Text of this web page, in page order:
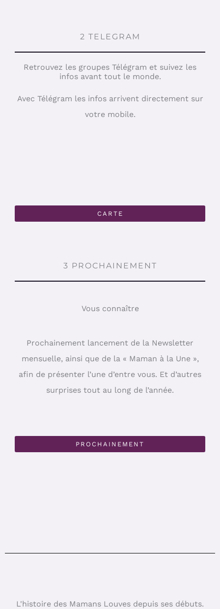
2 TELEGRAM
Retrouvez les groupes Télégram et suivez les
infos avant tout le monde.
Avec Télégram les infos arrivent directement sur
votre mobile.
CARTE
3 PROCHAINEMENT
Vous connaître
Prochainement lancement de la Newsletter
mensuelle, ainsi que de la « Maman à la Une »,
afin de présenter l’une d’entre vous. Et d’autres
surprises tout au long de l’année.
PROCHAINEMENT
L'histoire des Mamans Louves depuis ses débuts.